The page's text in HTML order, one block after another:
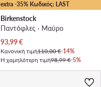
extra -35% Κωδικός: LAST
Birkenstock
Παντόφλες · Μαύρο
Τρέχουσα τιμή
93,99€
Κανονική τιμή110,00 €-14%
Η χαμηλότερη τιμή98,99 €-5%